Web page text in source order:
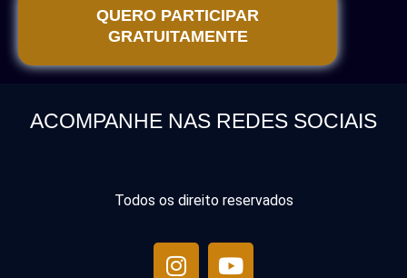
QUERO PARTICIPAR
GRATUITAMENTE
ACOMPANHE NAS REDES SOCIAIS
Todos os direito reservados